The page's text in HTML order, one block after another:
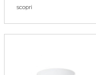
scopri